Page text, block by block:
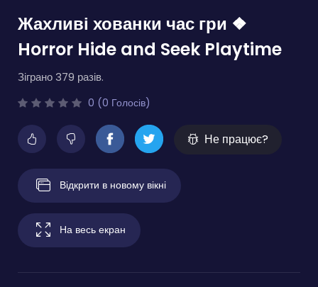
Жахливі хованки час гри ❖
Horror Hide and Seek Playtime
Зіграно 379 разів.
0 (0 Голосів)
Не працює?
Відкрити в новому вікні
На весь екран